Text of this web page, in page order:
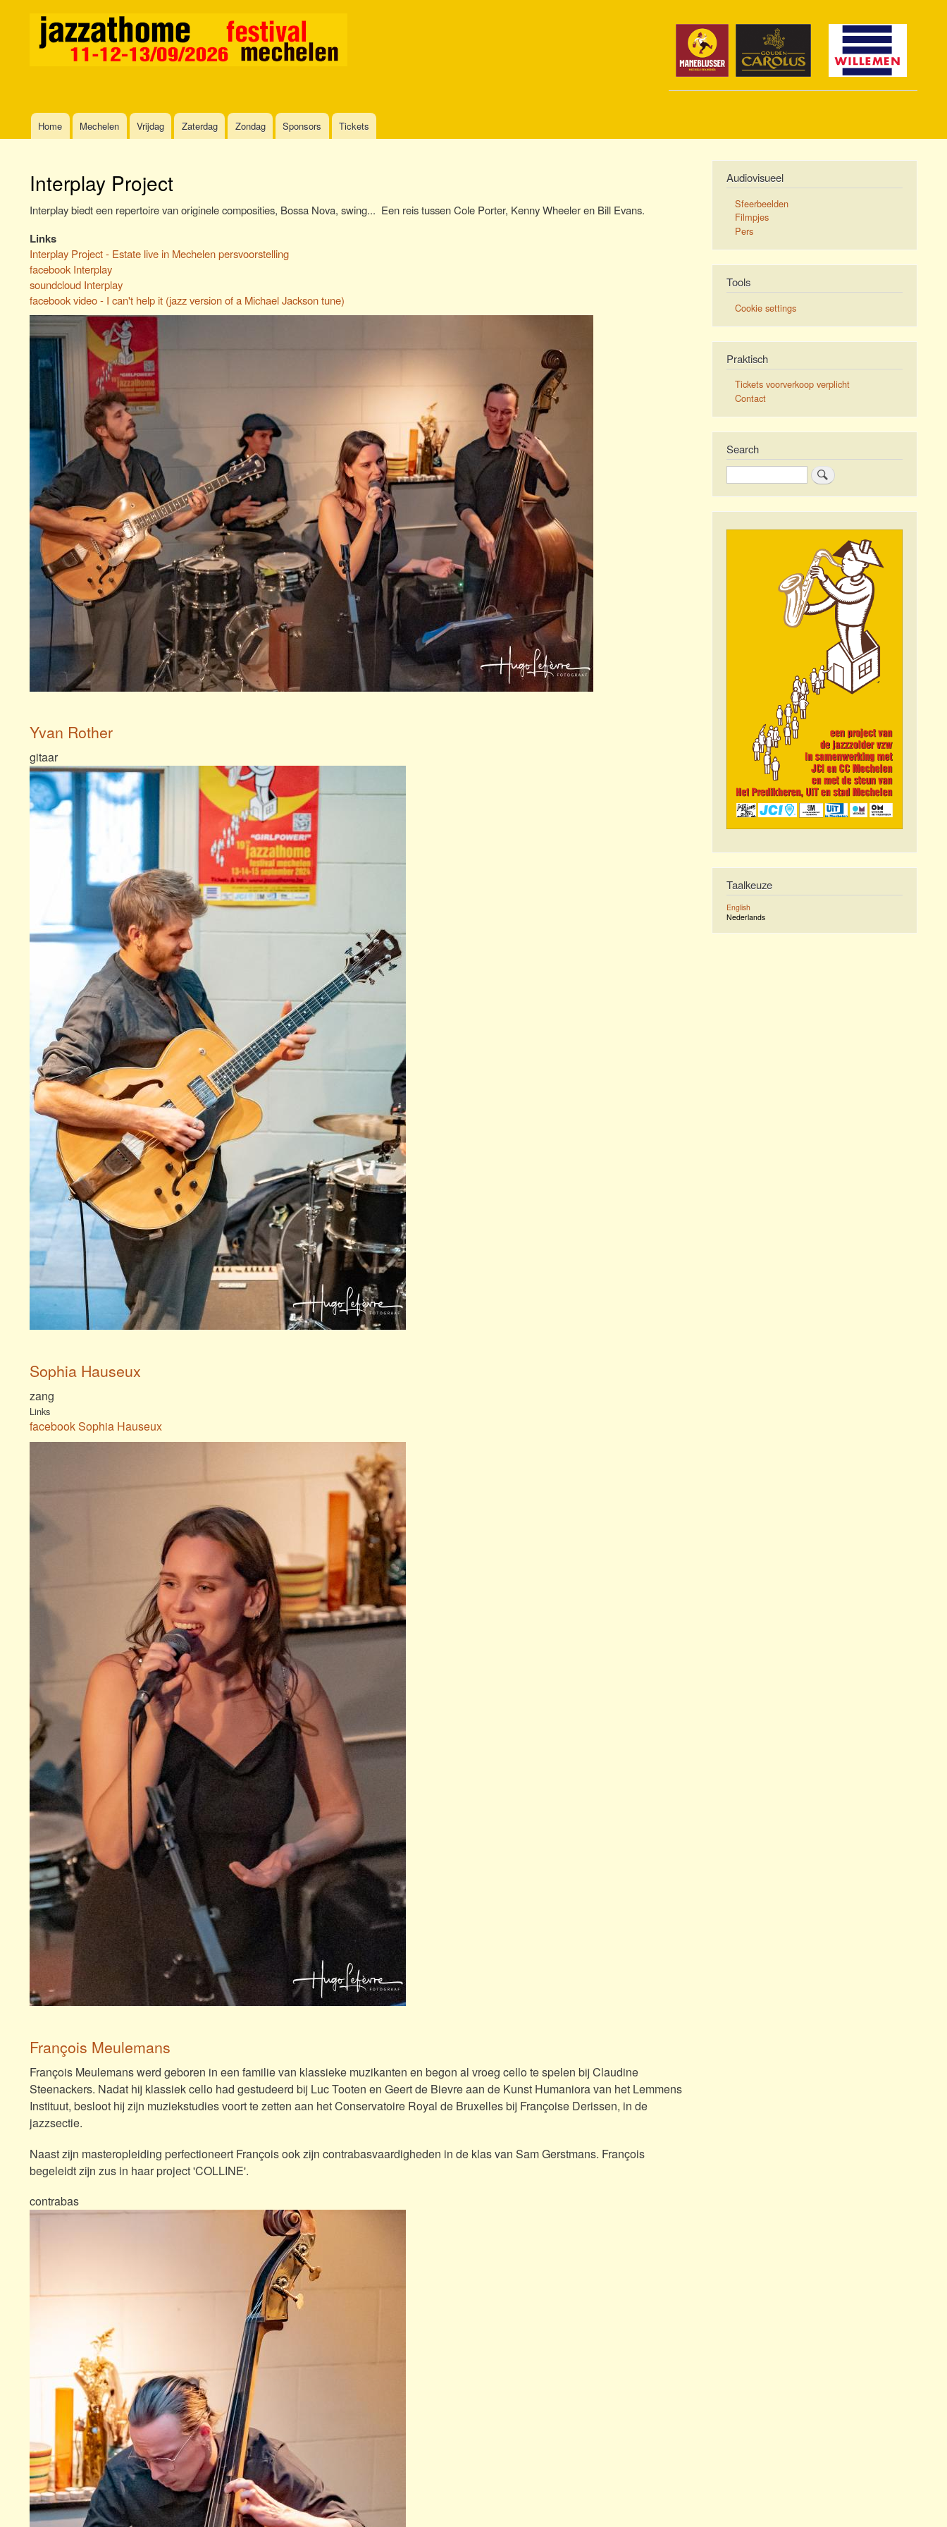
MainHome Mechelen Vrijdag Zaterdag Zondag Sponsors Tickets
Interplay Project
Interplay biedt een repertoire van originele composities, Bossa Nova, swing... Een reis tussen Cole Porter, Kenny Wheeler en Bill Evans.
Links
Interplay Project - Estate live in Mechelen persvoorstelling
facebook Interplay
soundcloud Interplay
facebook video - I can't help it (jazz version of a Michael Jackson tune)
Yvan Rother
gitaar
Sophia Hauseux
zang
Links
facebook Sophia Hauseux
François Meulemans
François Meulemans werd geboren in een familie van klassieke muzikanten en begon al vroeg cello te spelen bij Claudine
Steenackers. Nadat hij klassiek cello had gestudeerd bij Luc Tooten en Geert de Bievre aan de Kunst Humaniora van het Lemmens
Instituut, besloot hij zijn muziekstudies voort te zetten aan het Conservatoire Royal de Bruxelles bij Françoise Derissen, in de
jazzsectie.
Naast zijn masteropleiding perfectioneert François ook zijn contrabasvaardigheden in de klas van Sam Gerstmans. François
begeleidt zijn zus in haar project 'COLLINE'.
contrabas
Audiovisueel
Sfeerbeelden
Filmpjes
Pers
Tools
Cookie settings
Praktisch
Tickets voorverkoop verplicht
Contact
Search
Zoeken
Taalkeuze
English
Nederlands